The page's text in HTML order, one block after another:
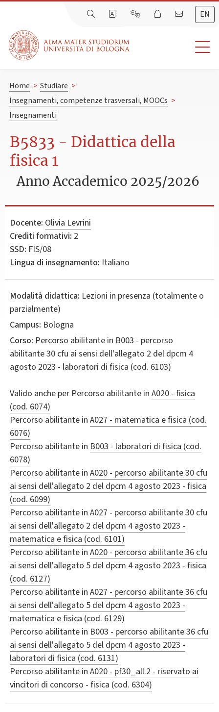
EN
Home > Studiare >
Insegnamenti, competenze trasversali, MOOCs >
Insegnamenti
B5833 - Didattica della
fisica 1
Anno Accademico 2025/2026
Docente: Olivia Levrini
Crediti formativi: 2
SSD: FIS/08
Lingua di insegnamento: Italiano
Modalità didattica: Lezioni in presenza (totalmente o
parzialmente)
Campus: Bologna
Corso: Percorso abilitante in B003 - percorso
abilitante 30 cfu ai sensi dell'allegato 2 del dpcm 4
agosto 2023 - laboratori di fisica (cod. 6103)
Valido anche per Percorso abilitante in A020 - fisica
(cod. 6074)
Percorso abilitante in A027 - matematica e fisica (cod.
6076)
Percorso abilitante in B003 - laboratori di fisica (cod.
6078)
Percorso abilitante in A020 - percorso abilitante 30 cfu
ai sensi dell'allegato 2 del dpcm 4 agosto 2023 - fisica
(cod. 6099)
Percorso abilitante in A027 - percorso abilitante 30 cfu
ai sensi dell'allegato 2 del dpcm 4 agosto 2023 -
matematica e fisica (cod. 6101)
Percorso abilitante in A020 - percorso abilitante 36 cfu
ai sensi dell'allegato 5 del dpcm 4 agosto 2023 - fisica
(cod. 6127)
Percorso abilitante in A027 - percorso abilitante 36 cfu
ai sensi dell'allegato 5 del dpcm 4 agosto 2023 -
matematica e fisica (cod. 6129)
Percorso abilitante in B003 - percorso abilitante 36 cfu
ai sensi dell'allegato 5 del dpcm 4 agosto 2023 -
laboratori di fisica (cod. 6131)
Percorso abilitante in A020 - pf30_all.2 - riservato ai
vincitori di concorso - fisica (cod. 6304)